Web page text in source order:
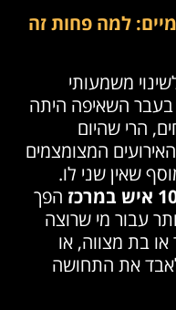
למה פחות זה
משמעותי
בעבר השאיפה היתה
הרי שהיום
המצומצמים
שאין שני לו.
הפך
עבור מי שרוצה
בת מצווה, או
לאבד את התחושה